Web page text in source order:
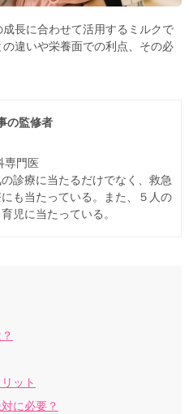
長に合わせて活用するミルクで
違いや栄養面での利点、その必
の監修者
専門医
診療に当たるだけでなく、救急
も当たっている。また、５人の
児に当たっている。
ット
に必要？